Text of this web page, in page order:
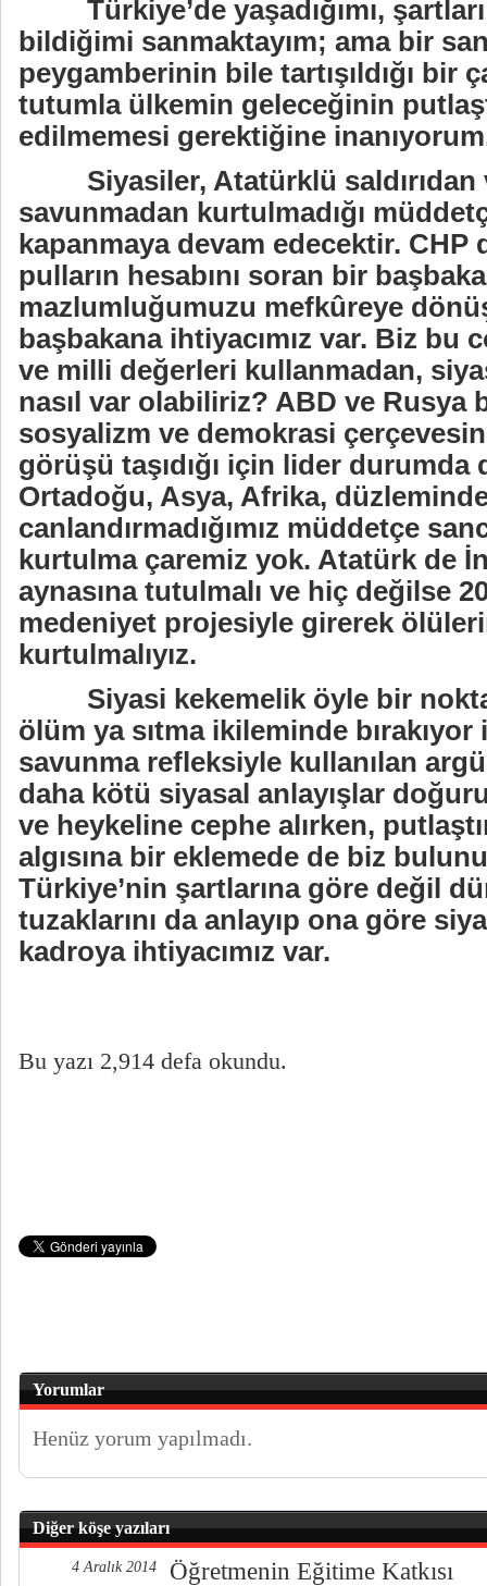
Türkiye’de yaşadığımı, şartları
bildiğimi sanmaktayım; ama bir
peygamberinin bile tartışıldığı bir
tutumla ülkemin geleceğinin
edilmemesi gerektiğine
Siyasiler, Atatürklü
savunmadan kurtulmadığı
kapanmaya devam edecektir. CHP
pulların hesabını soran bir
mazlumluğumuzu mefkûreye
başbakana ihtiyacımız var. Biz bu
ve milli değerleri kullanmadan,
nasıl var olabiliriz? ABD ve Rusya
sosyalizm ve demokrasi
görüşü taşıdığı için lider
Ortadoğu, Asya, Afrika,
canlandırmadığımız müddetçe
kurtulma çaremiz yok. Atatürk de
aynasına tutulmalı ve hiç değilse
medeniyet projesiyle girerek
kurtulmalıyız.
Siyasi kekemelik öyle bir
ölüm ya sıtma ikileminde bırakıyor
savunma refleksiyle kullanılan
daha kötü siyasal anlayışlar
ve heykeline cephe alırken,
algısına bir eklemede de biz
Türkiye’nin şartlarına göre değil
tuzaklarını da anlayıp ona göre
kadroya ihtiyacımız var.
Bu yazı 2,914 defa okundu.
Yorumlar
Henüz yorum yapılmadı.
Diğer köşe yazıları
4 Aralık 2014 Öğretmenin Eğitime Katkısı